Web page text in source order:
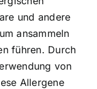
und andere
ansammeln
führen. Durch
von
Allergene